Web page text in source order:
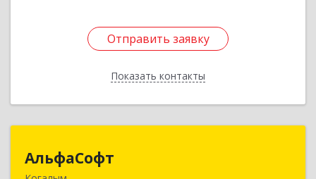
Отправить заявку
Показать контакты
Отправить заявку
Назад
АльфаСофт